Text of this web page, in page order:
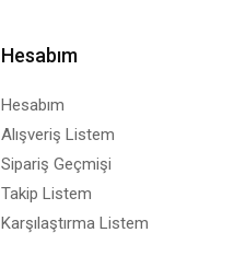
Hesabım
Hesabım
Alışveriş Listem
Sipariş Geçmişi
Takip Listem
Karşılaştırma Listem